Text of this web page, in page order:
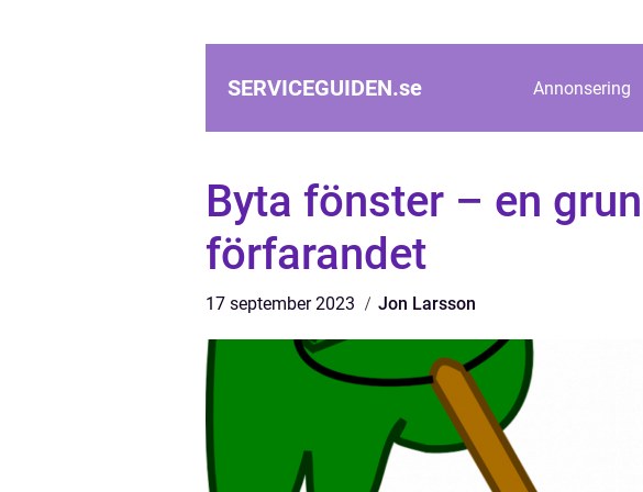
SERVICEGUIDEN.se Annonsering
Byta fönster – en
förfarandet
17 september 2023 Jon Larsson